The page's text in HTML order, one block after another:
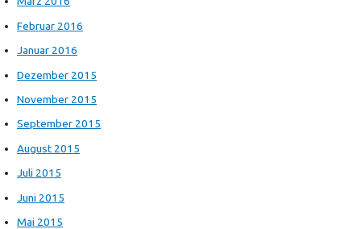
Februar 2016
Januar 2016
Dezember 2015
November 2015
September 2015
August 2015
Juli 2015
Juni 2015
Mai 2015